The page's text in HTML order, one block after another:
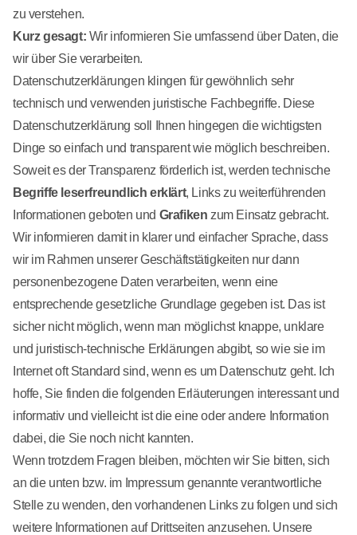
zu verstehen.
Kurz gesagt: Wir informieren Sie umfassend über Daten, die
wir über Sie verarbeiten.
Datenschutzerklärungen klingen für gewöhnlich sehr
technisch und verwenden juristische Fachbegriffe. Diese
Datenschutzerklärung soll Ihnen hingegen die wichtigsten
Dinge so einfach und transparent wie möglich beschreiben.
Soweit es der Transparenz förderlich ist, werden technische
Begriffe leserfreundlich erklärt, Links zu weiterführenden
Informationen geboten und Grafiken zum Einsatz gebracht.
Wir informieren damit in klarer und einfacher Sprache, dass
wir im Rahmen unserer Geschäftstätigkeiten nur dann
personenbezogene Daten verarbeiten, wenn eine
entsprechende gesetzliche Grundlage gegeben ist. Das ist
sicher nicht möglich, wenn man möglichst knappe, unklare
und juristisch-technische Erklärungen abgibt, so wie sie im
Internet oft Standard sind, wenn es um Datenschutz geht. Ich
hoffe, Sie finden die folgenden Erläuterungen interessant und
informativ und vielleicht ist die eine oder andere Information
dabei, die Sie noch nicht kannten.
Wenn trotzdem Fragen bleiben, möchten wir Sie bitten, sich
an die unten bzw. im Impressum genannte verantwortliche
Stelle zu wenden, den vorhandenen Links zu folgen und sich
weitere Informationen auf Drittseiten anzusehen. Unsere